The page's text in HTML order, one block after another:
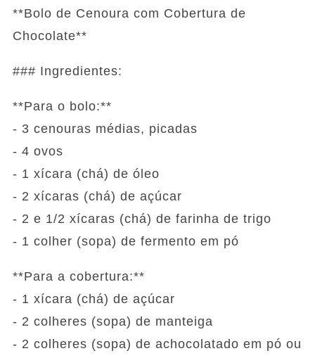
**Bolo de Cenoura com Cobertura de
Chocolate**
### Ingredientes:
**Para o bolo:**
- 3 cenouras médias, picadas
- 4 ovos
- 1 xícara (chá) de óleo
- 2 xícaras (chá) de açúcar
- 2 e 1/2 xícaras (chá) de farinha de trigo
- 1 colher (sopa) de fermento em pó
**Para a cobertura:**
- 1 xícara (chá) de açúcar
- 2 colheres (sopa) de manteiga
- 2 colheres (sopa) de achocolatado em pó ou